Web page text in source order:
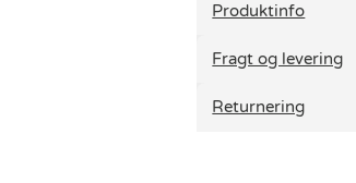
Produktinfo
Fragt og levering
Returnering